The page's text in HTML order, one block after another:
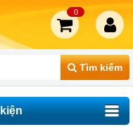
Tìm kiếm
0